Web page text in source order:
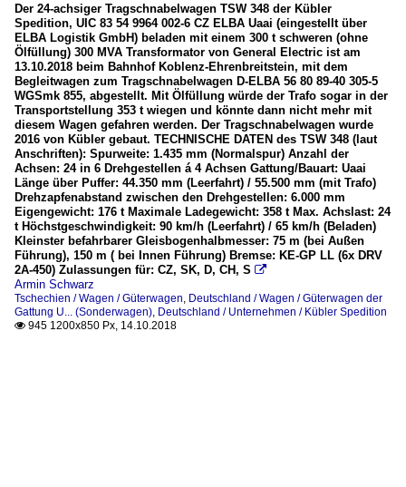
Der 24-achsiger Tragschnabelwagen TSW 348 der Kübler
Spedition, UIC 83 54 9964 002-6 CZ ELBA Uaai (eingestellt über
ELBA Logistik GmbH) beladen mit einem 300 t schweren (ohne
Ölfüllung) 300 MVA Transformator von General Electric ist am
13.10.2018 beim Bahnhof Koblenz-Ehrenbreitstein, mit dem
Begleitwagen zum Tragschnabelwagen D-ELBA 56 80 89-40 305-5
WGSmk 855, abgestellt. Mit Ölfüllung würde der Trafo sogar in der
Transportstellung 353 t wiegen und könnte dann nicht mehr mit
diesem Wagen gefahren werden. Der Tragschnabelwagen wurde
2016 von Kübler gebaut. TECHNISCHE DATEN des TSW 348 (laut
Anschriften): Spurweite: 1.435 mm (Normalspur) Anzahl der
Achsen: 24 in 6 Drehgestellen á 4 Achsen Gattung/Bauart: Uaai
Länge über Puffer: 44.350 mm (Leerfahrt) / 55.500 mm (mit Trafo)
Drehzapfenabstand zwischen den Drehgestellen: 6.000 mm
Eigengewicht: 176 t Maximale Ladegewicht: 358 t Max. Achslast: 24
t Höchstgeschwindigkeit: 90 km/h (Leerfahrt) / 65 km/h (Beladen)
Kleinster befahrbarer Gleisbogenhalbmesser: 75 m (bei Außen
Führung), 150 m ( bei Innen Führung) Bremse: KE-GP LL (6x DRV
2A-450) Zulassungen für: CZ, SK, D, CH, S 
Armin Schwarz
Tschechien / Wagen / Güterwagen Deutschland / Wagen / Güterwagen der
Gattung U... (Sonderwagen) Deutschland / Unternehmen / Kübler Spedition
 945 1200x850 Px, 14.10.2018